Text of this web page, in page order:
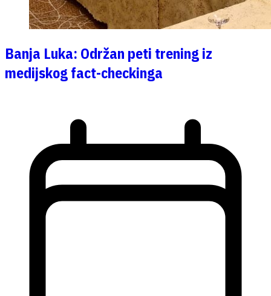
Banja Luka: Održan peti trening iz
medijskog fact-checkinga